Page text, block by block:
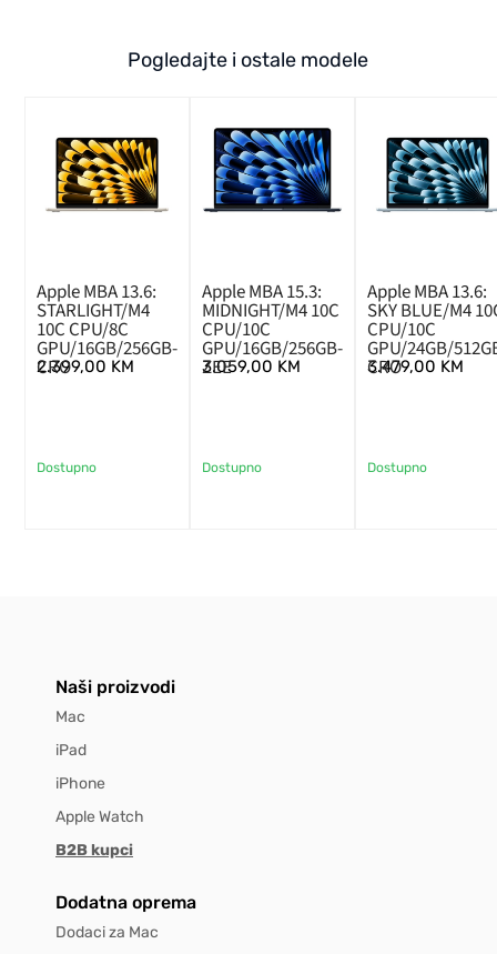
Pogledajte i ostale modele
Apple MBA 13.6:
STARLIGHT/M4
10C CPU/8C
GPU/16GB/256GB-
CRO
2.399,00 KM
Dostupno
Apple MBA 15.3:
MIDNIGHT/M4 10C
CPU/10C
GPU/16GB/256GB-
ZEE
3.059,00 KM
Dostupno
Apple MBA 13.6:
SKY BLUE/M4
CPU/10C
GPU/24GB/
CRO
3.479,00 KM
Dostupno
Naši proizvodi
Mac
iPad
iPhone
Apple Watch
B2B kupci
Dodatna oprema
Dodaci za Mac